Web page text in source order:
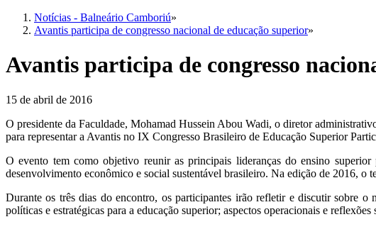
Notícias - Balneário Camboriú»
Avantis participa de congresso nacional de educação superior»
Avantis participa de congresso
15 de abril de 2016
O presidente da Faculdade, Mohamad Hussein Abou Wadi, o diretor
para representar a Avantis no IX Congresso Brasileiro de Educação Superior
O evento tem como objetivo reunir as principais lideranças do ensino
desenvolvimento econômico e social sustentável brasileiro. Na edição de 2016, o
Durante os três dias do encontro, os participantes irão refletir e discutir sobre o
políticas e estratégicas para a educação superior; aspectos operacionais e